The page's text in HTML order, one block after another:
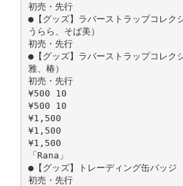
初売・先行
●【グッズ】ラバーストラップコレク
うらら、そば美）
初売・先行
●【グッズ】ラバーストラップコレク
雅、椿）
初売・先行
¥500 10
¥500 10
¥1,500
¥1,500
¥1,500
「Rana」
●【グッズ】トレーディング缶バッ
初売・先行